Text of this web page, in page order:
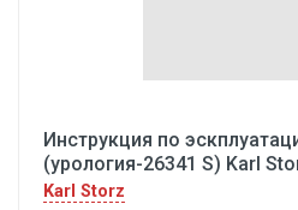
Инструкция по
(урология-26341 S) Karl
Karl Storz